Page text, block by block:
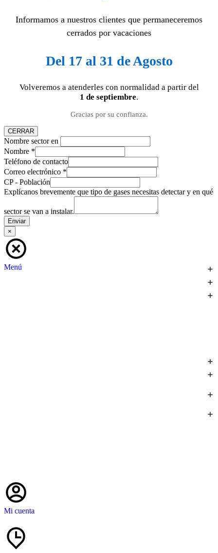
Informamos a nuestros clientes que permaneceremos
cerrados por vacaciones
Del 17 al 31 de Agosto
Volveremos a atenderles con normalidad a partir del
1 de septiembre.
Gracias por su confianza.
CERRAR
Nombre sector en
Nombre *
Teléfono de contacto
Correo electrónico *
CP - Población
Explícanos brevemente que tipo de gases necesitas detectar y en qué
sector se van a instalar.
Enviar
×
Menú
Mi cuenta